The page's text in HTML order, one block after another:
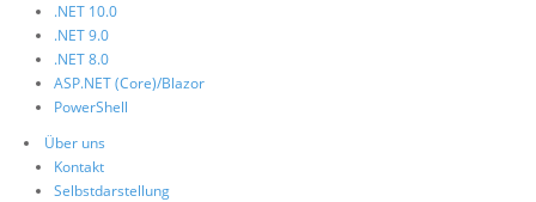
.NET 10.0
.NET 9.0
.NET 8.0
ASP.NET (Core)/Blazor
PowerShell
Über uns
Kontakt
Selbstdarstellung